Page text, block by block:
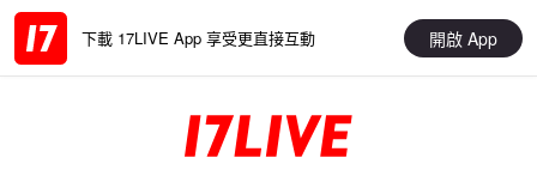
下載 17LIVE App 享受更直接互動 開啟 App